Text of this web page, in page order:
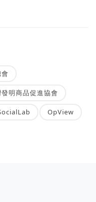
發明商品促進協會
OpView